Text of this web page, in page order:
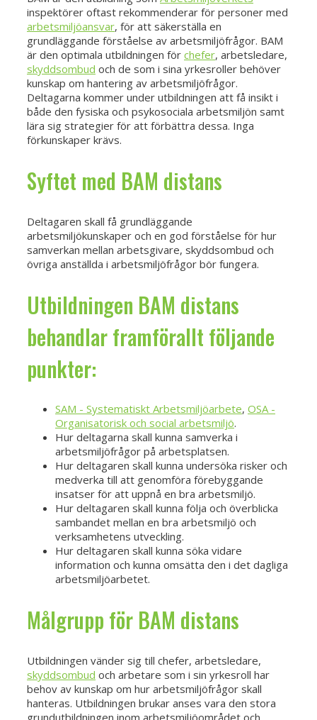
inspektörer oftast rekommenderar för personer med
arbetsmiljöansvar, för att säkerställa en
grundläggande förståelse av arbetsmiljöfrågor. BAM
är den optimala utbildningen för chefer, arbetsledare,
skyddsombud och de som i sina yrkesroller behöver
kunskap om hantering av arbetsmiljöfrågor.
Deltagarna kommer under utbildningen att få insikt i
både den fysiska och psykosociala arbetsmiljön samt
lära sig strategier för att förbättra dessa. Inga
förkunskaper krävs.
Syftet med BAM distans
Deltagaren skall få grundläggande
arbetsmiljökunskaper och en god förståelse för hur
samverkan mellan arbetsgivare, skyddsombud och
övriga anställda i arbetsmiljöfrågor bör fungera.
Utbildningen BAM distans
behandlar framförallt följande
punkter:
SAM - Systematiskt Arbetsmiljöarbete, OSA -
Organisatorisk och social arbetsmiljö.
Hur deltagarna skall kunna samverka i
arbetsmiljöfrågor på arbetsplatsen.
Hur deltagaren skall kunna undersöka risker och
medverka till att genomföra förebyggande
insatser för att uppnå en bra arbetsmiljö.
Hur deltagaren skall kunna följa och överblicka
sambandet mellan en bra arbetsmiljö och
verksamhetens utveckling.
Hur deltagaren skall kunna söka vidare
information och kunna omsätta den i det dagliga
arbetsmiljöarbetet.
Målgrupp för BAM distans
Utbildningen vänder sig till chefer, arbetsledare,
skyddsombud och arbetare som i sin yrkesroll har
behov av kunskap om hur arbetsmiljöfrågor skall
hanteras. Utbildningen brukar anses vara den stora